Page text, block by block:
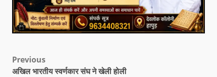
Previous
अखिल भारतीय स्वर्णकार संघ ने खेली होली